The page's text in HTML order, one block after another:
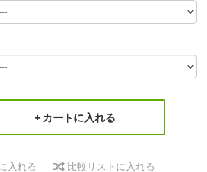
カートに入れる
入れる 比較リストに入れる